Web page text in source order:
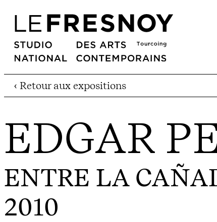
‹ Retour aux expositions
EDGAR
ENTRE LA
2010